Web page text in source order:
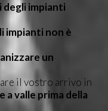
impianti
impianti non è
un
il vostro arrivo in
a valle prima della